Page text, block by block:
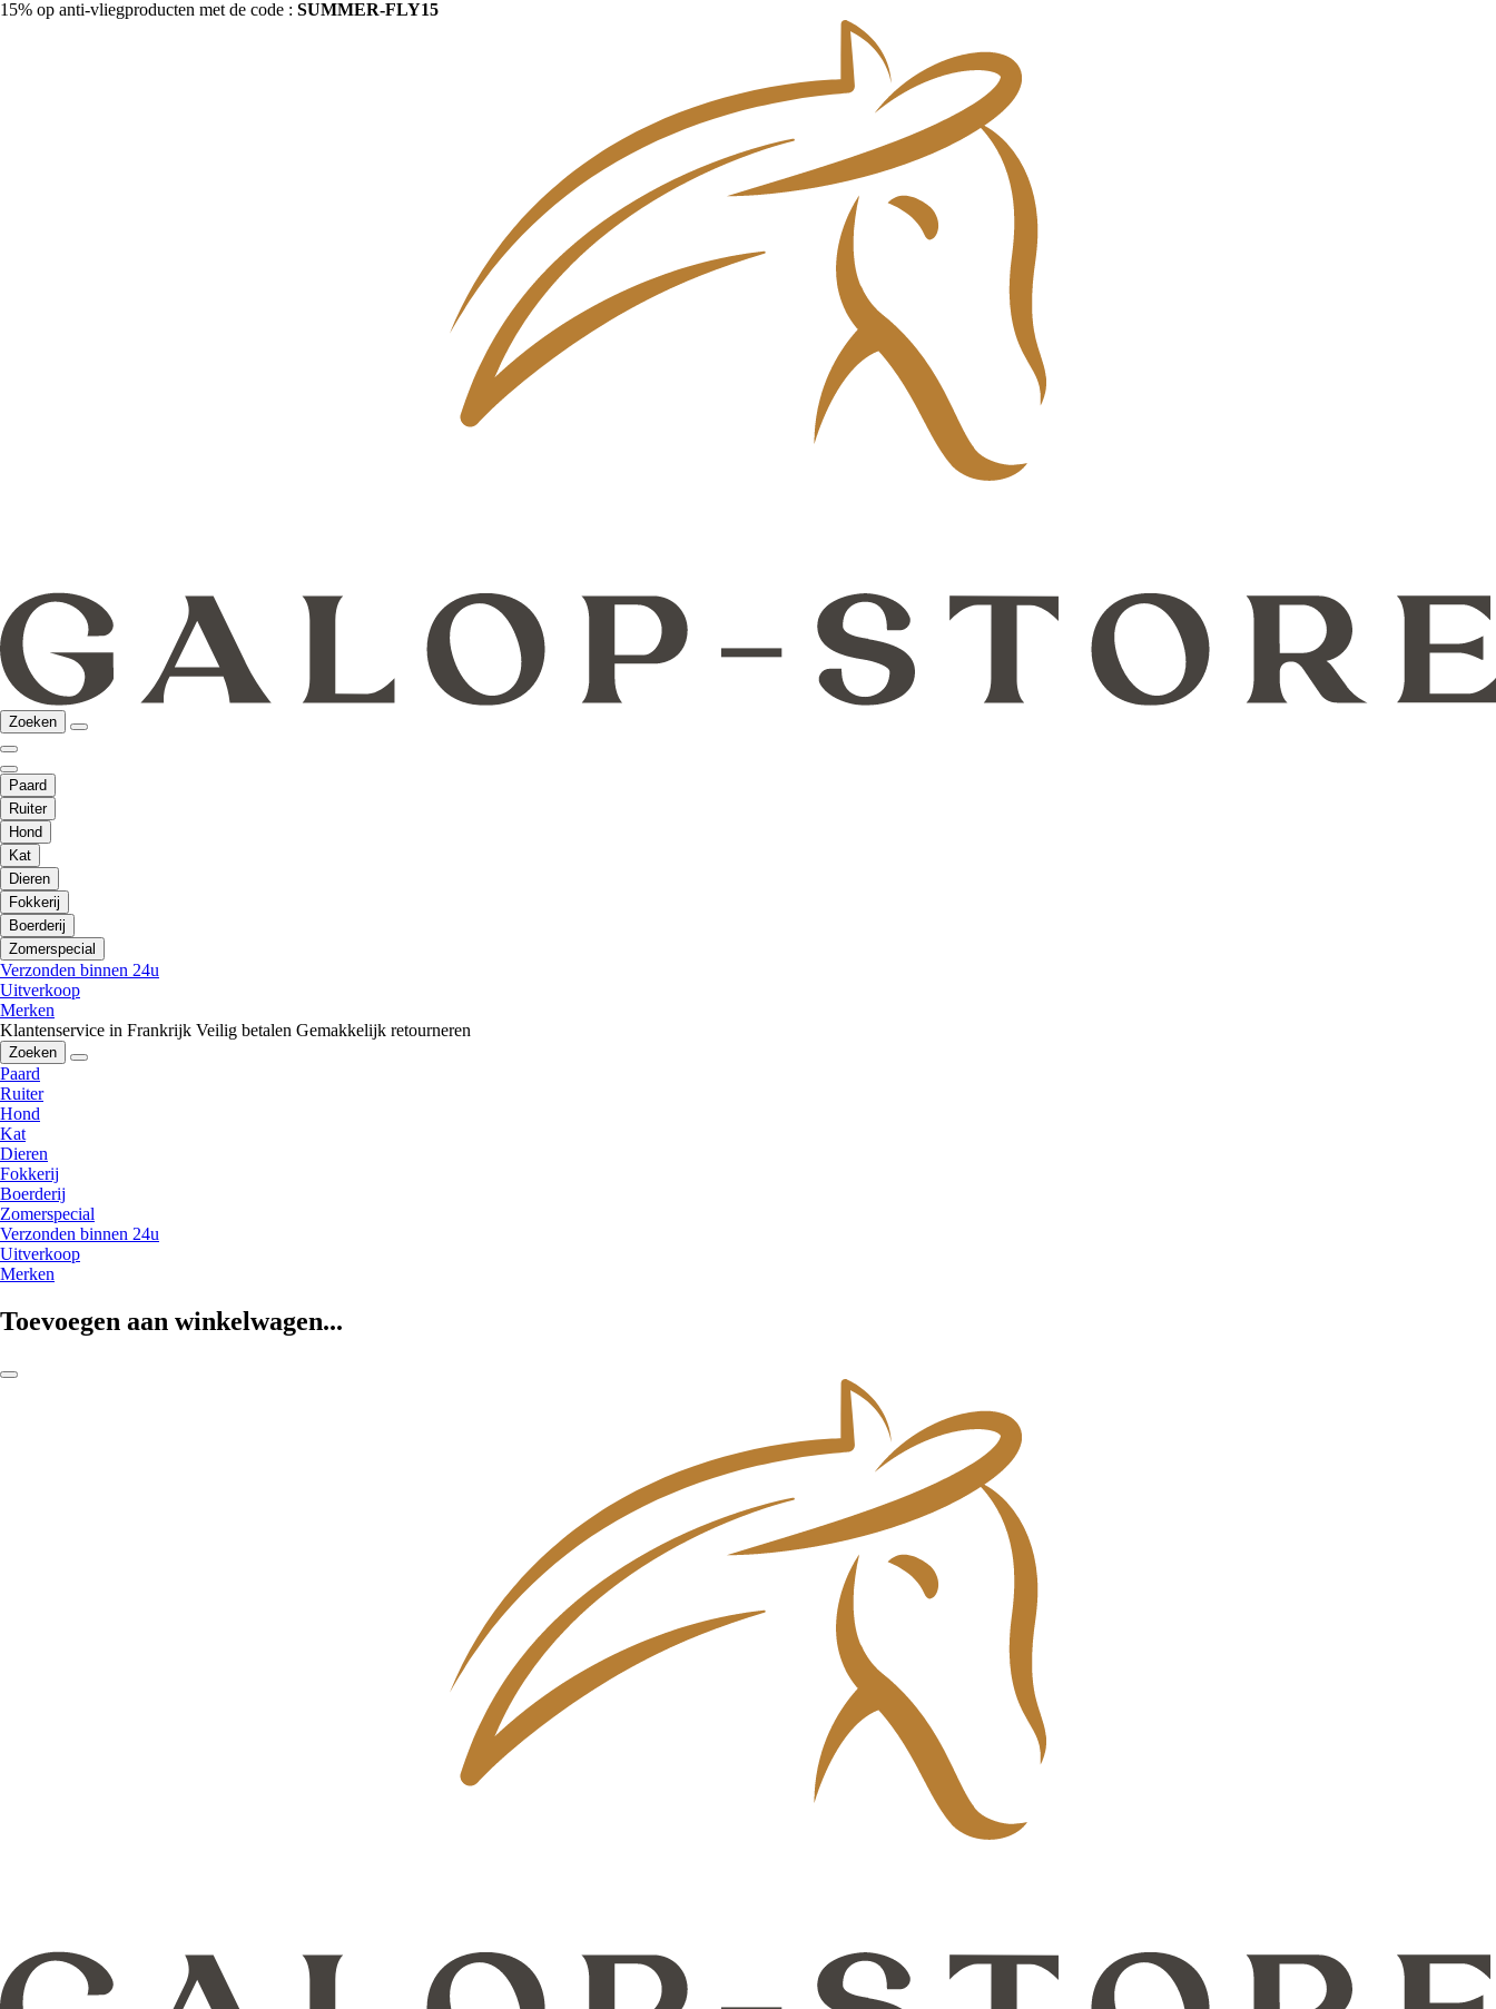
15% op anti-vliegproducten met de code : SUMMER-FLY15
Zoeken
Paard
Ruiter
Hond
Kat
Dieren
Fokkerij
Boerderij
Zomerspecial
Verzonden binnen 24u
Uitverkoop
Merken
Klantenservice in Frankrijk Veilig betalen Gemakkelijk retourneren
Zoeken
Paard
Ruiter
Hond
Kat
Dieren
Fokkerij
Boerderij
Zomerspecial
Verzonden binnen 24u
Uitverkoop
Merken
Toevoegen aan winkelwagen...